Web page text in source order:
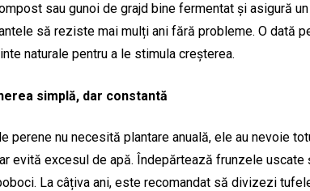
sau gunoi de grajd bine fermentat și asigură
să reziste mai mulți ani fără probleme. O dată
naturale pentru a le stimula creșterea.
simplă, dar constantă
perene nu necesită plantare anuală, ele au nevoie
evită excesul de apă. Îndepărtează frunzele
La câțiva ani, este recomandat să divizezi